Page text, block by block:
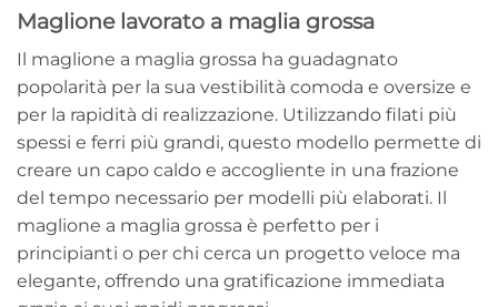
Maglione lavorato a maglia grossa
Il maglione a maglia grossa ha guadagnato
popolarità per la sua vestibilità comoda e oversize e
per la rapidità di realizzazione. Utilizzando filati più
spessi e ferri più grandi, questo modello permette di
creare un capo caldo e accogliente in una frazione
del tempo necessario per modelli più elaborati. Il
maglione a maglia grossa è perfetto per i
principianti o per chi cerca un progetto veloce ma
elegante, offrendo una gratificazione immediata